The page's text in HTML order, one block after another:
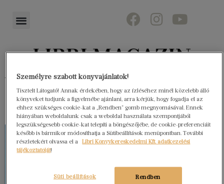
Könyvektől az olvasókig
Személyre szabott könyvajánlatok!
Tisztelt Látogató! Annak érdekében, hogy az ízléséhez minél közelebb álló
könyveket tudjunk a figyelmébe ajánlani, arra kérjük, hogy fogadja el az
ehhez szükséges cookie-kat a „Rendben” gomb megnyomásával. Ennek
hiányában weboldalunk csak a weboldal használata szempontjából
legszükségesebb cookie-kat telepíti a böngészőjébe, de cookie-preferenciáit
később is bármikor módosíthatja a Sütibeállítások menüpontban. További
részletekért olvassa el a
Libri Könyvkereskedelmi Kft. adatkezelési
tájékoztatóját!
Rendben
Süti beállítások